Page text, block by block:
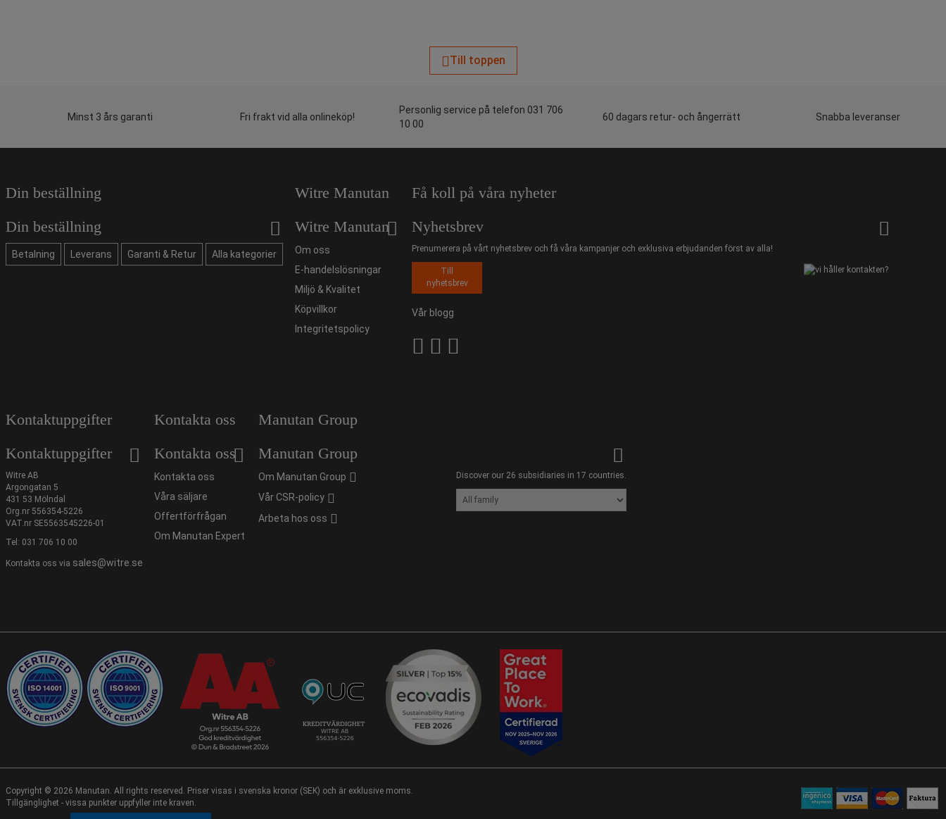
Till toppen
Minst 3 års garanti Fri frakt vid alla onlineköp!
Personlig service på telefon 031 706
10 00
60 dagars retur- och ångerrätt Snabba leveranser
Din beställning
Din beställning
Betalning Leverans Garanti & Retur Alla kategorier
Witre Manutan
Witre Manutan
Om oss
E-handelslösningar
Miljö & Kvalitet
Köpvillkor
Integritetspolicy
Få koll på våra nyheter
Nyhetsbrev
Prenumerera på vårt nyhetsbrev och få våra kampanjer och exklusiva erbjudanden först av alla!
Till
nyhetsbrev
Vår blogg
Kontaktuppgifter
Kontaktuppgifter
Witre AB
Argongatan 5
431 53 Mölndal
Org.nr 556354-5226
VAT.nr SE5563545226-01
Tel: 031 706 10 00
Kontakta oss via sales@witre.se
Kontakta oss
Kontakta oss
Kontakta oss
Våra säljare
Offertförfrågan
Om Manutan Expert
Manutan Group
Manutan Group
Om Manutan Group
Vår CSR-policy
Arbeta hos oss
Discover our 26 subsidiaries in 17 countries.
Copyright © 2026 Manutan. All rights reserved. Priser visas i svenska kronor (SEK) och är exklusive moms.
Tillgänglighet - vissa punkter uppfyller inte kraven.